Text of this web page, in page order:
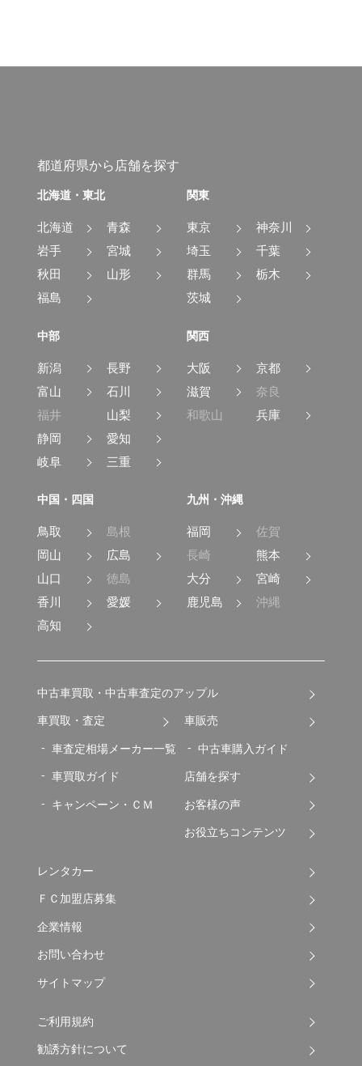
都道府県から店舗を探す
北海道・東北
北海道
青森
岩手
宮城
秋田
山形
福島
関東
東京
神奈川
埼玉
千葉
群馬
栃木
茨城
中部
新潟
長野
富山
石川
福井
山梨
静岡
愛知
岐阜
三重
関西
大阪
京都
滋賀
奈良
和歌山
兵庫
中国・四国
鳥取
島根
岡山
広島
山口
徳島
香川
愛媛
高知
九州・沖縄
福岡
佐賀
長崎
熊本
大分
宮崎
鹿児島
沖縄
中古車買取・中古車査定のアップル
車買取・査定
車査定相場メーカー一覧
車買取ガイド
キャンペーン・ＣＭ
車販売
中古車購入ガイド
店舗を探す
お客様の声
お役立ちコンテンツ
レンタカー
ＦＣ加盟店募集
企業情報
お問い合わせ
サイトマップ
ご利用規約
勧誘方針について